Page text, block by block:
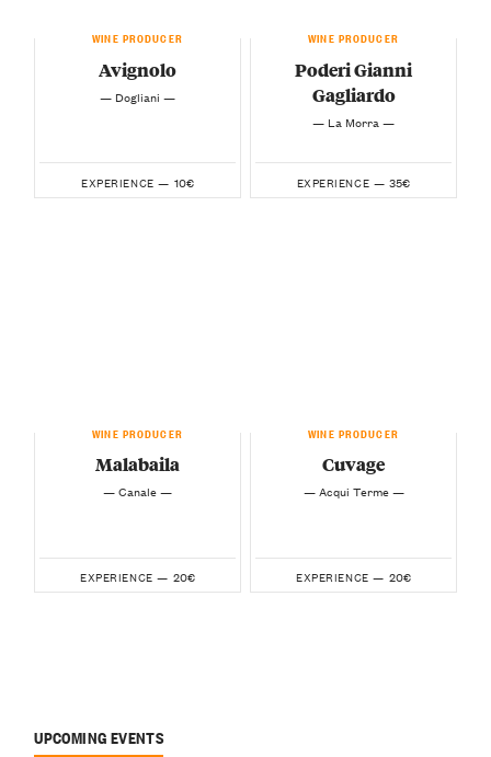
WINE PRODUCER
Avignolo
— Dogliani —
EXPERIENCE — 10€
WINE PRODUCER
Poderi Gianni
Gagliardo
— La Morra —
EXPERIENCE — 35€
WINE PRODUCER
Malabaila
— Canale —
EXPERIENCE — 20€
WINE PRODUCER
Cuvage
— Acqui Terme —
EXPERIENCE — 20€
UPCOMING EVENTS